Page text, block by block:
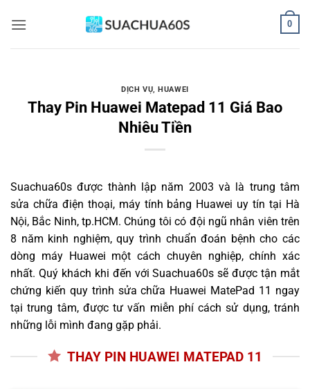
qua
0
DỊCH VỤ,HUAWEI
Thay Pin Huawei Matepad 11 Giá Bao
Nhiêu Tiền
Suachua60s được thành lập năm 2003 và là trung tâm
sửa chữa điện thoại, máy tính bảng Huawei uy tín tại Hà
Nội, Bắc Ninh, tp.HCM. Chúng tôi có đội ngũ nhân viên trên
8 năm kinh nghiệm, quy trình chuẩn đoán bệnh cho các
dòng máy Huawei một cách chuyên nghiệp, chính xác
nhất. Quý khách khi đến với Suachua60s sẽ được tận mắt
chứng kiến quy trình sửa chữa Huawei MatePad 11 ngay
tại trung tâm, được tư vấn miễn phí cách sử dụng, tránh
những lỗi mình đang gặp phải.
THAY PIN HUAWEI MATEPAD 11